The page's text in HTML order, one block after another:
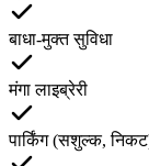
बाधा-मुक्त सुविधा
मंगा लाइब्रेरी
पार्किंग (सशुल्क,